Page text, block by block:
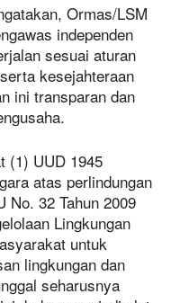
Ormas/LSM
independen
sesuai aturan
kesejahteraan
ini transparan dan
(1) UUD 1945
atas perlindungan
No. 32 Tahun 2009
Lingkungan
untuk
lingkungan dan
seharusnya